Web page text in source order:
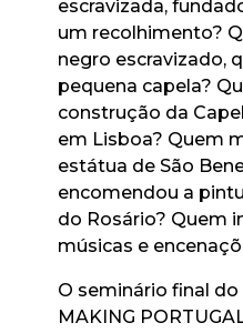
escravizada,
um recolhimento?
negro escravizado,
pequena capela?
construção da
em Lisboa? Quem
estátua de São
encomendou a
do Rosário? Quem
músicas e
O seminário final
MAKING